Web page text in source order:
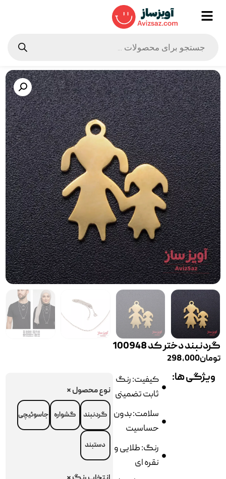
گردنبند دختر کد 100948
تومان298,000
ویژگی ها:
کیفیت: رنگ
ثابت تضمینی
سلامت: بدون
حساسیت
رنگ: طلایی و
نقره ای
نوع محصول*
گردنبند گشواره جاسوئیچی
دستبند